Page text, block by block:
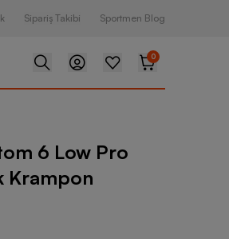
Sipariş Takibi Sportmen Blog
0
Krampon
6 Low Pro
Krampon